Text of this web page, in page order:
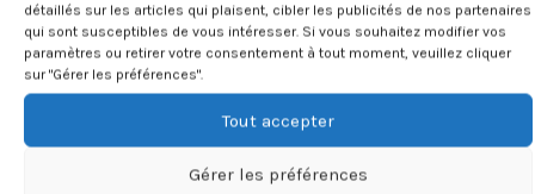
détaillés sur les articles qui plaisent, cibler les publicités de nos partenaires
qui sont susceptibles de vous intéresser. Si vous souhaitez modifier vos
paramètres ou retirer votre consentement à tout moment, veuillez cliquer
sur "Gérer les préférences".
Tout accepter
Gérer les préférences